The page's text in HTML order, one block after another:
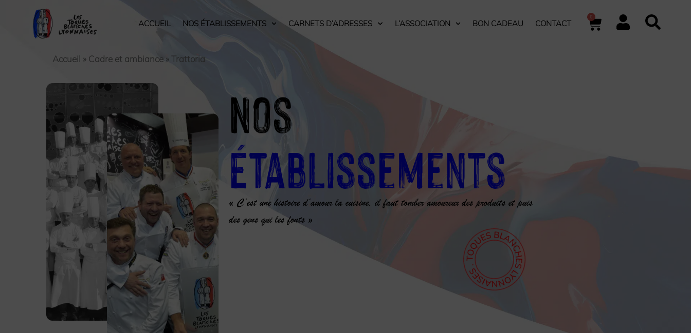
ACCUEIL NOS ÉTABLISSEMENTS CARNETS D’ADRESSES L’ASSOCIATION BON CADEAU CONTACT
0
Accueil » Cadre et ambiance » Trattoria
Nos
Établissements
« C’est une histoire d’amour la cuisine, il faut tomber amoureux des produits et puis
des gens qui les fonts »